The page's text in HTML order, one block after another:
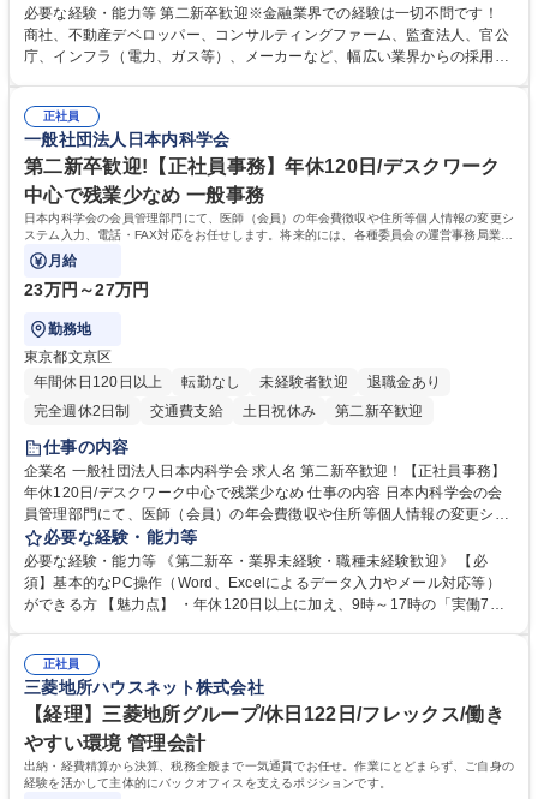
掛け合わせて広く社会に貢献していく職種です。 入社後は、横断的なロー
テーションを経て適性や専門性に応じたキャリアを形成していただきま
す。総合職として入社いただき、下記いずれかの部門でご活躍いただきま
ート・ナレッジ業務 ※それぞれの業務内容に関しては、別途その他労働条
件備考欄に記載 募集職種 【総合職/ポテンシャル採用(第2新卒)】投融資一
体型のソリューション提案
必要な経験・能力等 第二新卒歓迎※金融業界での経験は一切不問です！
商社、不動産デベロッパー、コンサルティングファーム、監査法人、官公
庁、インフラ（電力、ガス等）、メーカーなど、幅広い業界からの採用実
く高い志を併せもった人材を求めています。ポテンシャル採用（第2新
卒）では、金融業界での経験や知識を問いません。新たな時代を見据え
て、複雑化する社会課題の解決に向けて先鞭をつける役割を担いたい、と
いう気概をお持ちの方を心待ちにしています。 学歴・資格 学歴：大学院
大学 語学力： 資格：
正社員
一般社団法人日本内科学会
第二新卒歓迎!【正社員事務】年休120日/デスクワーク
中心で残業少なめ 一般事務
日本内科学会の会員管理部門にて、医師（会員）の年会費徴収や住所等個人情報の変更シ
ステム入力、電話・FAX対応をお任せします。将来的には、各種委員会の運営事務局業務
などにも幅広く携わっていただきます。
月給
23万円～27万円
勤務地
東京都文京区
年間休日120日以上
転勤なし 未経験者歓迎
退職金あり
完全週休2日制
交通費支給 土日祝休み 第二新卒歓迎
仕事の内容
企業名 一般社団法人日本内科学会 求人名 第二新卒歓迎！【正社員事務】
年休120日/デスクワーク中心で残業少なめ 仕事の内容 日本内科学会の会
員管理部門にて、医師（会員）の年会費徴収や住所等個人情報の変更シス
テム入力、電話・FAX対応をお任せします。将来的には、各種委員会の運
営事務局業務などにも幅広く携わっていただきます。 【会員管理・データ
入力業務】 ・医師（会員）の住所変更、個人情報のシステム登録・更新
・年会費の徴収管理や入金データの照合確認 【問い合わせ対応】 ・会員
年休120日/デスクワーク中心で残業少なめ
必要な経験・能力等
必要な経験・能力等 《第二新卒・業界未経験・職種未経験歓迎》 【必
須】基本的なPC操作（Word、Excelによるデータ入力やメール対応等）
ができる方 【魅力点】 ・年休120日以上に加え、9時～17時の「実働7時
整、資料作成、当日の運営サポート 学歴・資格 学歴：大学院 大学 語学
力： 資格：
正社員
三菱地所ハウスネット株式会社
【経理】三菱地所グループ/休日122日/フレックス/働き
やすい環境 管理会計
出納・経費精算から決算、税務全般まで一気通貫でお任せ。作業にとどまらず、ご自身の
経験を活かして主体的にバックオフィスを支えるポジションです。